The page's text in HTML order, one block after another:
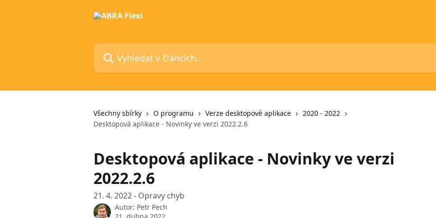
Vyhledat v článcích…
Všechny sbírky O programu Verze desktopové aplikace
2020 - 2022
Desktopová aplikace - Novinky ve verzi 2022.2.6
Desktopová aplikace - Novinky ve verzi
2022.2.6
21. 4. 2022 - Opravy chyb
Autor: Petr Pech